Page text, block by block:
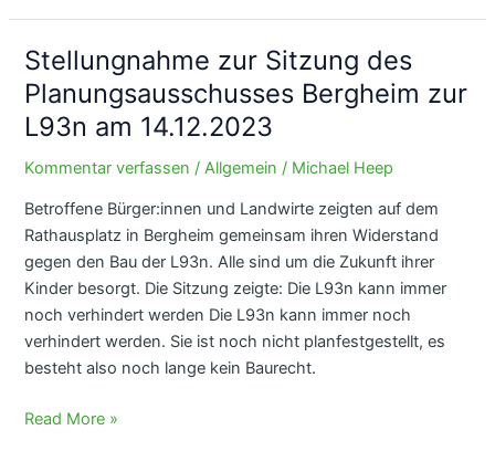
Markus
Wipperfürth
Stellungnahme zur Sitzung des
Planungsausschusses Bergheim zur
L93n am 14.12.2023
Kommentar verfassen /Allgemein / Michael Heep
Betroffene Bürger:innen und Landwirte zeigten auf dem
Rathausplatz in Bergheim gemeinsam ihren Widerstand
gegen den Bau der L93n. Alle sind um die Zukunft ihrer
Kinder besorgt. Die Sitzung zeigte: Die L93n kann immer
noch verhindert werden Die L93n kann immer noch
verhindert werden. Sie ist noch nicht planfestgestellt, es
besteht also noch lange kein Baurecht.
Stellungnahme
Read More »